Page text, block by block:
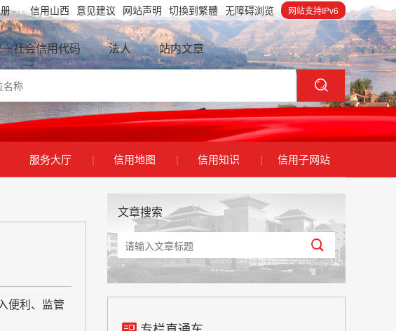
网站支持IPv6
无障碍浏览
切換到繁體
网站声明
意见建议
信用山西
社会信用代码 法人 站内文章
服务大厅 | 信用地图 | 信用知识 | 信用子网站
便利、监管
文章搜索